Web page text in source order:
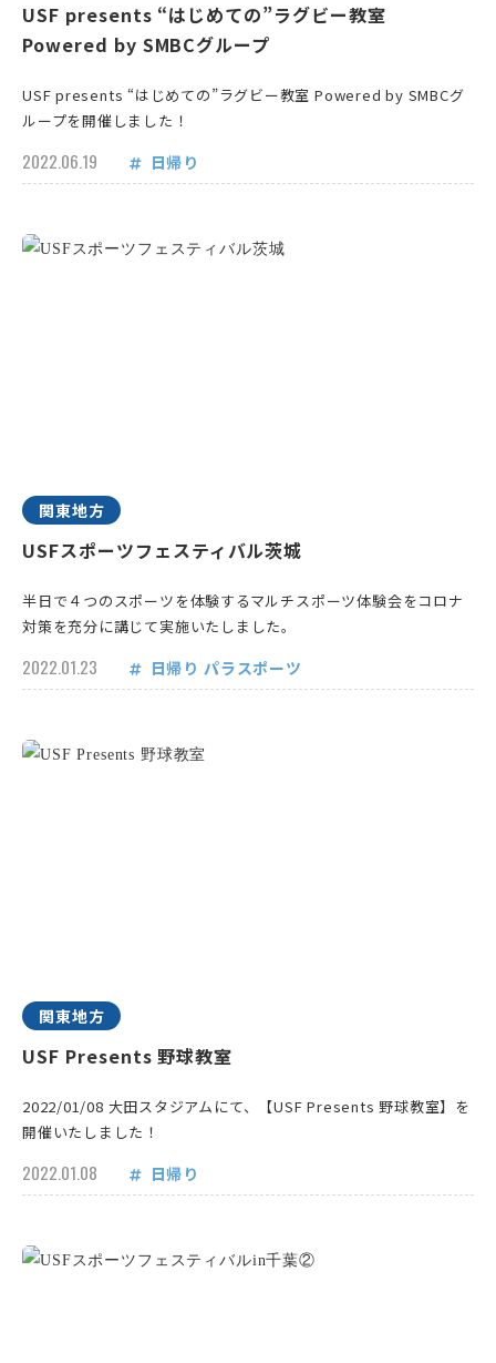
USF presents “はじめての”ラグビー教室
Powered by SMBCグループ
USF presents “はじめての”ラグビー教室 Powered by SMBCグ
ループを開催しました！
2022.06.19 日帰り
関東地方
USFスポーツフェスティバル茨城
半日で４つのスポーツを体験するマルチスポーツ体験会をコロナ
対策を充分に講じて実施いたしました。
2022.01.23 日帰り パラスポーツ
関東地方
USF Presents 野球教室
2022/01/08 大田スタジアムにて、【USF Presents 野球教室】を
開催いたしました！
2022.01.08 日帰り